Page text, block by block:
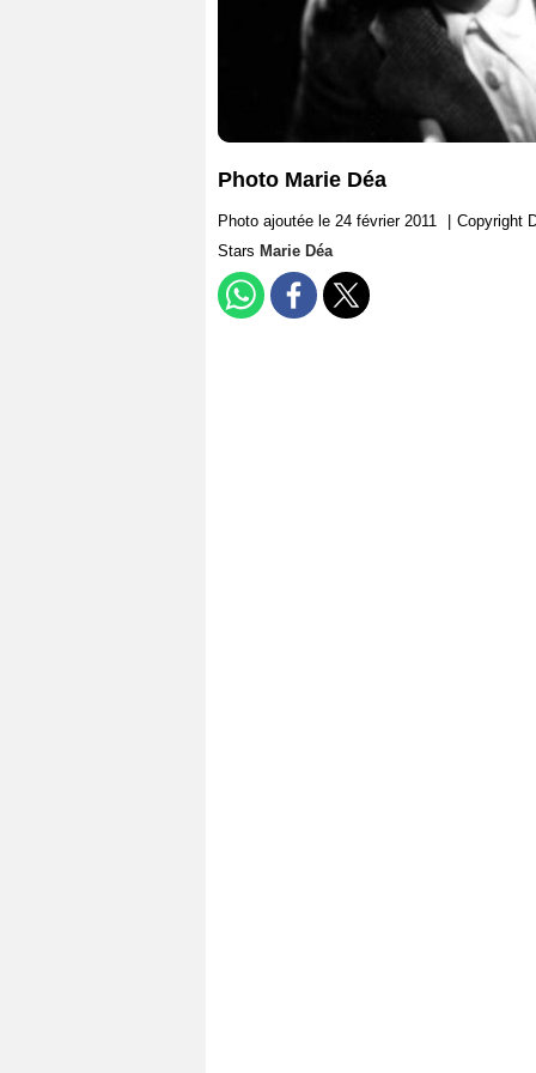
Photo Marie Déa
Photo ajoutée le 24 février 2011
Copyright
Stars Marie Déa